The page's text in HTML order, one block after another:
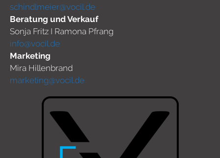
schindlmeier@vocil.de
Beratung und Verkauf
Sonja Fritz I Ramona Pfrang
info@vocil.de
Marketing
Mira Hillenbrand
marketing@vocil.de